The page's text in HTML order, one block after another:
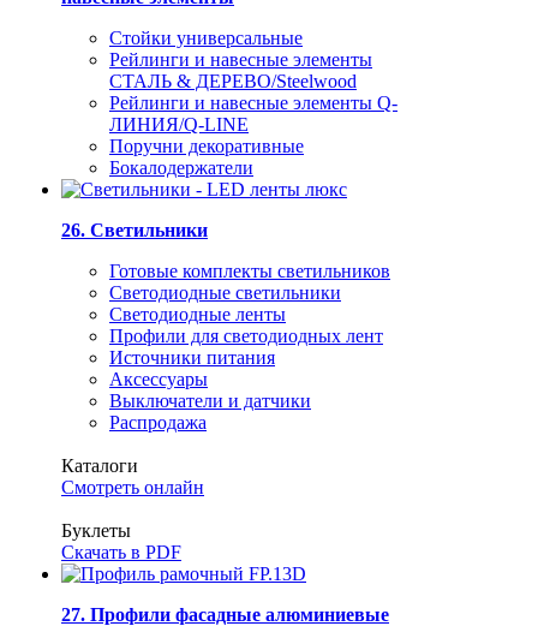
Стойки универсальные
Рейлинги и навесные элементы
СТАЛЬ & ДЕРЕВО/Steelwood
Рейлинги и навесные элементы Q-
ЛИНИЯ/Q-LINE
Поручни декоративные
Бокалодержатели
26. Светильники
Готовые комплекты светильников
Светодиодные светильники
Светодиодные ленты
Профили для светодиодных лент
Источники питания
Аксессуары
Выключатели и датчики
Распродажа
Каталоги
Смотреть онлайн
Буклеты
Скачать в PDF
27. Профили фасадные алюминиевые